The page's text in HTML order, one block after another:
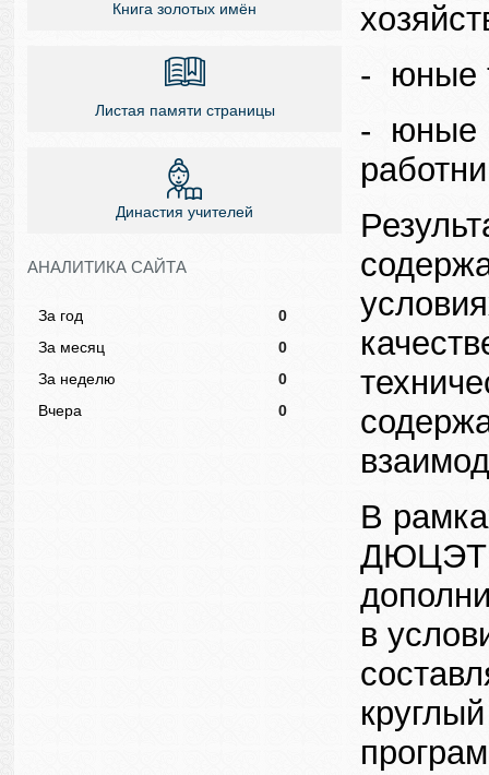
Книга золотых имён
Листая памяти страницы
Династия учителей
АНАЛИТИКА САЙТА
За год
0
За месяц
0
За неделю
0
Вчера
0
- юные
- юные
В
ДЮЦЭТ
в